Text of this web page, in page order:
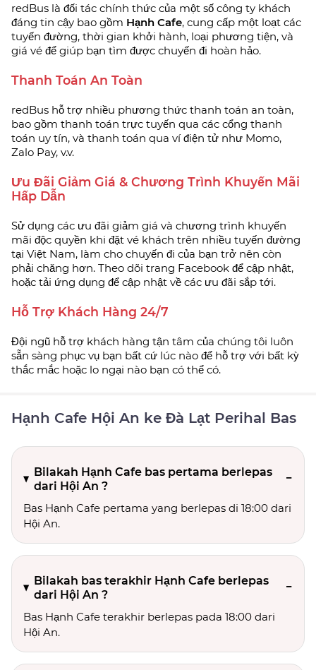
redBus là đối tác chính thức của một số công ty khách
đáng tin cậy bao gồm Hạnh Cafe, cung cấp một loạt các
tuyến đường, thời gian khởi hành, loại phương tiện, và
giá vé để giúp bạn tìm được chuyến đi hoàn hảo.
Thanh Toán An Toàn
redBus hỗ trợ nhiều phương thức thanh toán an toàn,
bao gồm thanh toán trực tuyến qua các cổng thanh
toán uy tín, và thanh toán qua ví điện tử như Momo,
Zalo Pay, v.v.
Ưu Đãi Giảm Giá & Chương Trình Khuyến Mãi
Hấp Dẫn
Sử dụng các ưu đãi giảm giá và chương trình khuyến
mãi độc quyền khi đặt vé khách trên nhiều tuyến đường
tại Việt Nam, làm cho chuyến đi của bạn trở nên còn
phải chăng hơn. Theo dõi trang Facebook để cập nhật,
hoặc tải ứng dụng để cập nhật về các ưu đãi sắp tới.
Hỗ Trợ Khách Hàng 24/7
Đội ngũ hỗ trợ khách hàng tận tâm của chúng tôi luôn
sẵn sàng phục vụ bạn bất cứ lúc nào để hỗ trợ với bất kỳ
thắc mắc hoặc lo ngại nào bạn có thể có.
Hạnh Cafe Hội An ke Đà Lạt Perihal Bas
Bilakah Hạnh Cafe bas pertama berlepas
dari Hội An ?
Bas Hạnh Cafe pertama yang berlepas di 18:00 dari
Hội An.
Bilakah bas terakhir Hạnh Cafe berlepas
dari Hội An ?
Bas Hạnh Cafe terakhir berlepas pada 18:00 dari
Hội An.